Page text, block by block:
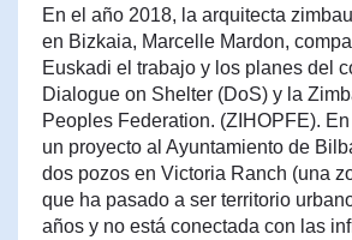
En el año 2018, la arquitecta
en Bizkaia, Marcelle Mardon,
Euskadi el trabajo y los planes del
Dialogue on Shelter (DoS) y la
Peoples Federation. (ZIHOPFE).
un proyecto al Ayuntamiento de
dos pozos en Victoria Ranch (una
que ha pasado a ser territorio
años y no está conectada con las